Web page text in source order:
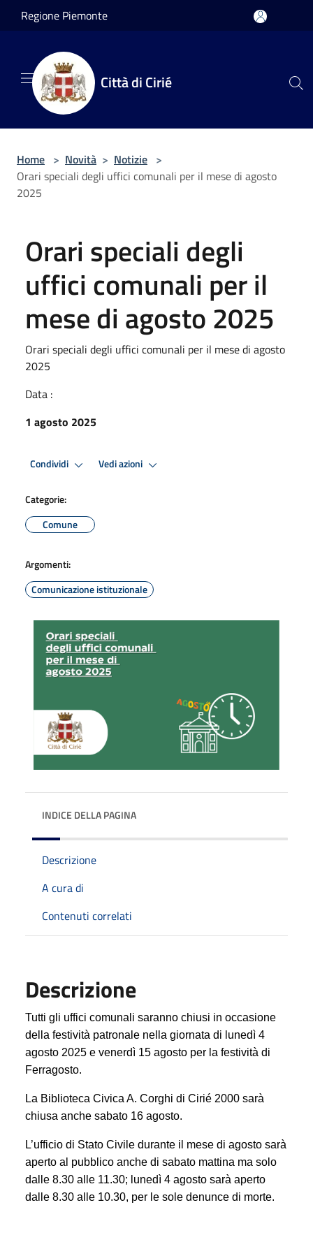
Salta al contenuto principale
Regione Piemonte
Città di Cirié
Home > Novità > Notizie >
Orari speciali degli uffici comunali per il mese di agosto
2025
Orari speciali degli
uffici comunali per il
mese di agosto 2025
Orari speciali degli uffici comunali per il mese di agosto
2025
Data :
1 agosto 2025
Condividi Vedi azioni
Categorie:
Comune
Argomenti:
Comunicazione istituzionale
INDICE DELLA PAGINA
Descrizione
A cura di
Contenuti correlati
Descrizione
Tutti gli uffici comunali saranno chiusi in occasione
della festività patronale nella giornata di lunedì 4
agosto 2025 e venerdì 15 agosto per la festività di
Ferragosto.
La Biblioteca Civica A. Corghi di Cirié 2000 sarà
chiusa anche sabato 16 agosto.
L’ufficio di Stato Civile durante il mese di agosto sarà
aperto al pubblico anche di sabato mattina ma solo
dalle 8.30 alle 11.30; lunedì 4 agosto sarà aperto
dalle 8.30 alle 10.30, per le sole denunce di morte.